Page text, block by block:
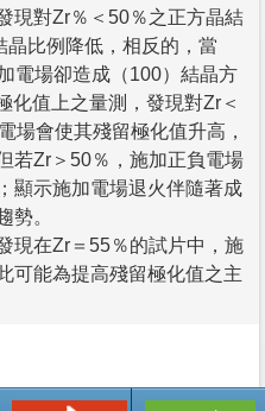
現對Zr％＜50％之正方晶結
比例降低，相反的，當
電場卻造成（100）結晶方
化值上之量測，發現對Zr＜
場會使其殘留極化值升高，
若Zr＞50％，施加正負電場
顯示施加電場退火伴隨著成
勢。
現在Zr＝55％的試片中，施
可能為提高殘留極化值之主